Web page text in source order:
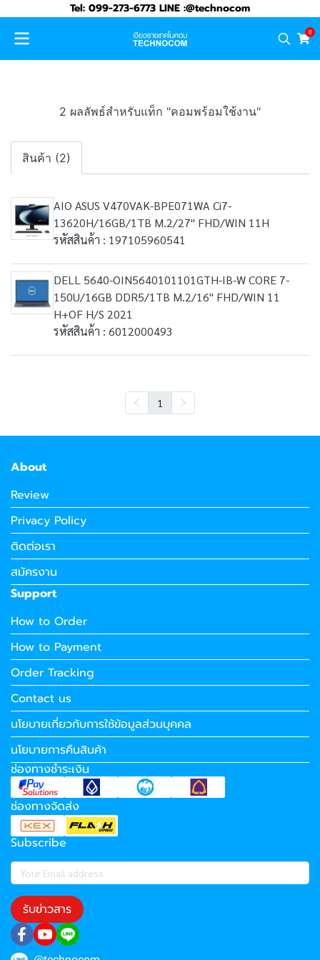
Tel: 099-273-6773 LINE :@technocom
0
2 ผลลัพธ์สำหรับแท็ก "คอมพร้อมใช้งาน"
สินค้า (2)
AIO ASUS V470VAK-BPE071WA Ci7-
13620H/16GB/1TB M.2/27" FHD/WIN 11H
รหัสสินค้า : 197105960541
DELL 5640-OIN5640101101GTH-IB-W CORE 7-
150U/16GB DDR5/1TB M.2/16" FHD/WIN 11
H+OF H/S 2021
รหัสสินค้า : 6012000493
1
About
Review
Privacy Policy
ติดต่อเรา
สมัครงาน
Support
How to Order
How to Payment
Order Tracking
Contact us
นโยบายเกี่ยวกับการใช้ข้อมูลส่วนบุคคล
นโยบายการคืนสินค้า
ช่องทางชำระเงิน
ช่องทางจัดส่ง
Subscribe
รับข่าวสาร